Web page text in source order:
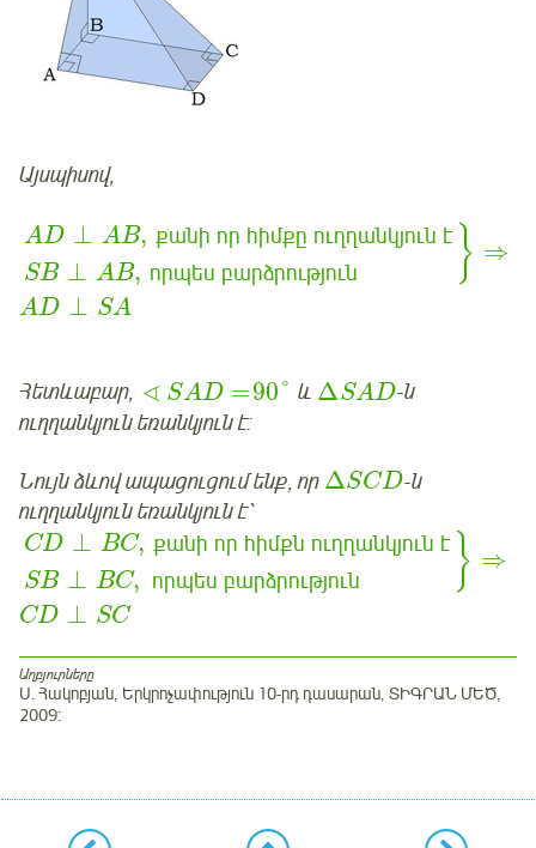
Այսպիսով,
AD ⊥ AB, քանի որ հիմքը ուղղանկյուն է
SB ⊥ AB, որպես բարձրություն } ⇒
AD ⊥ SA
Հետևաբար, ∢ SAD =90° և ΔSAD-ն
ուղղանկյուն եռանկյուն է:
Նույն ձևով ապացուցում ենք, որ ΔSCD-ն
ուղղանկյուն եռանկյուն է՝
CD ⊥ BC, քանի որ հիմքն ուղղանկյուն է
SB ⊥ BC, որպես բարձրություն } ⇒
CD ⊥ SC
Աղբյուրները
Ս. Հակոբյան, Երկրոչափություն 10-րդ դասարան, ՏԻԳՐԱՆ ՄԵԾ,
2009: